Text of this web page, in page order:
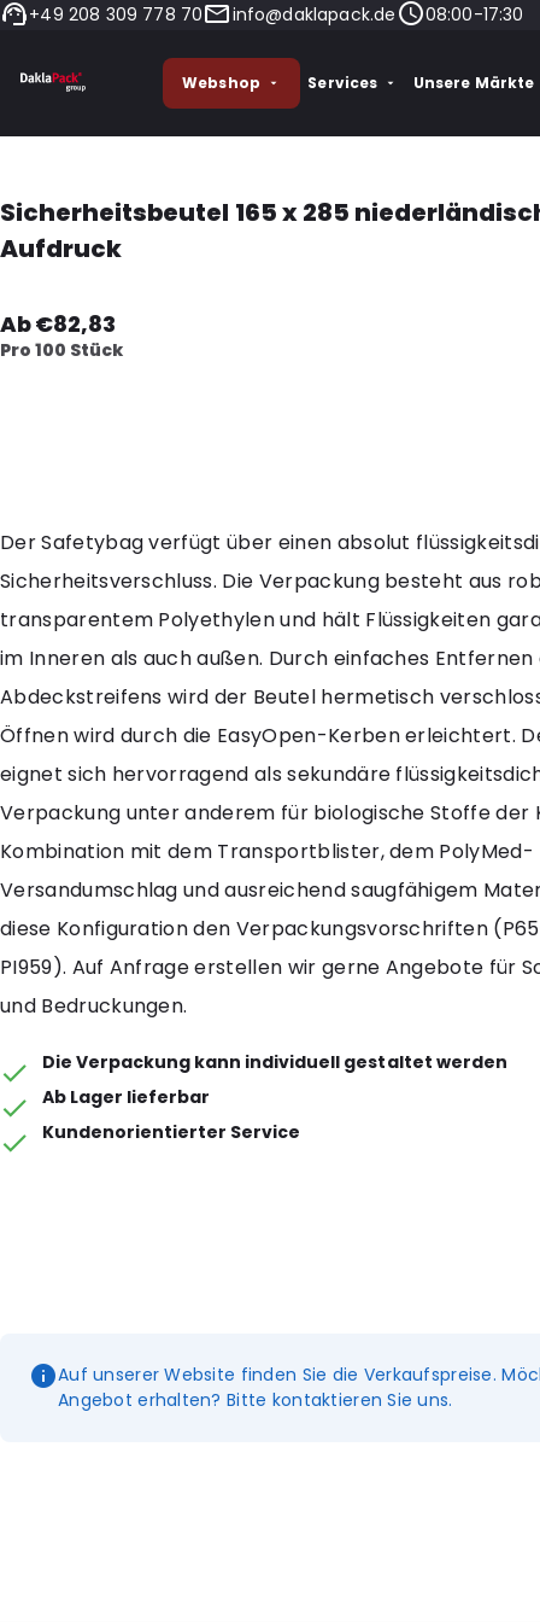
+49 208 309 778 70 info@daklapack.de 08:00-17:30
Webshop Services Unsere Märkte
Sicherheitsbeutel 165 x 285
Aufdruck
Ab €82,83
Pro 100 Stück
Der Safetybag verfügt über einen absolut
Sicherheitsverschluss. Die Verpackung besteht aus
transparentem Polyethylen und hält Flüssigkeiten
im Inneren als auch außen. Durch einfaches Entfernen
Abdeckstreifens wird der Beutel hermetisch
Öffnen wird durch die EasyOpen-Kerben erleichtert.
eignet sich hervorragend als sekundäre
Verpackung unter anderem für biologische Stoffe der
Kombination mit dem Transportblister, dem PolyMed-
Versandumschlag und ausreichend saugfähigem
diese Konfiguration den Verpackungsvorschriften
PI959). Auf Anfrage erstellen wir gerne Angebote für
und Bedruckungen.
Die Verpackung kann individuell gestaltet werden
Ab Lager lieferbar
Kundenorientierter Service
Auf unserer Website finden Sie die Verkaufspreise.
Angebot erhalten? Bitte kontaktieren Sie uns.